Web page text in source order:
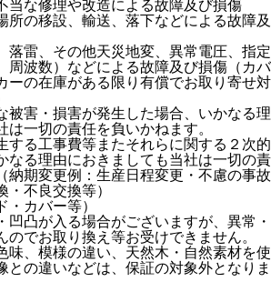
当な修理や改造による故障及び損傷
所の移設、輸送、落下などによる故障及
落雷、その他天災地変、異常電圧、指定
周波数）などによる故障及び損傷（カバ
ーの在庫がある限り有償でお取り寄せ対
被害・損害が発生した場合、いかなる理
は一切の責任を負いかねます。
する工事費等またそれらに関する２次的
なる理由におきましても当社は一切の責
納期変更例：生産日程変更・不慮の事故
・不良交換等）
・カバー等）
凹凸が入る場合がございますが、異常・
のでお取り換え等お受けできません。
味、模様の違い、天然木・自然素材を使
との違いなどは、保証の対象外となりま